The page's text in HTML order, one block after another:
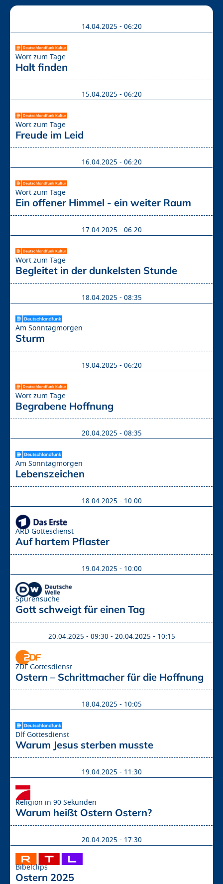
14.04.2025 - 06:20
Wort zum Tage
Halt finden
15.04.2025 - 06:20
Wort zum Tage
Freude im Leid
16.04.2025 - 06:20
Wort zum Tage
Ein offener Himmel - ein weiter Raum
17.04.2025 - 06:20
Wort zum Tage
Begleitet in der dunkelsten Stunde
18.04.2025 - 08:35
Am Sonntagmorgen
Sturm
19.04.2025 - 06:20
Wort zum Tage
Begrabene Hoffnung
20.04.2025 - 08:35
Am Sonntagmorgen
Lebenszeichen
18.04.2025 - 10:00
ARD Gottesdienst
Auf hartem Pflaster
19.04.2025 - 10:00
Spurensuche
Gott schweigt für einen Tag
20.04.2025 - 09:30 - 20.04.2025 - 10:15
ZDF Gottesdienst
Ostern – Schrittmacher für die Hoffnung
18.04.2025 - 10:05
Dlf Gottesdienst
Warum Jesus sterben musste
19.04.2025 - 11:30
Religion in 90 Sekunden
Warum heißt Ostern Ostern?
20.04.2025 - 17:30
Bibelclips
Ostern 2025